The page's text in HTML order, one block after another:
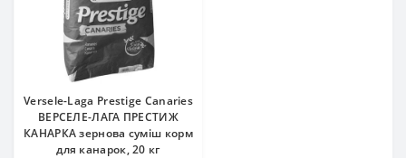
Versele-Laga Prestige Canaries
ВЕРСЕЛЕ-ЛАГА ПРЕСТИЖ
КАНАРКА зернова суміш корм
для канарок, 20 кг